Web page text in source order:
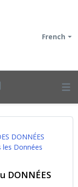
French
DONNÉES
les Données
DONNÉES